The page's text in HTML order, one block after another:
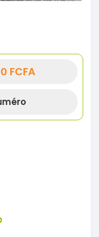
FCFA